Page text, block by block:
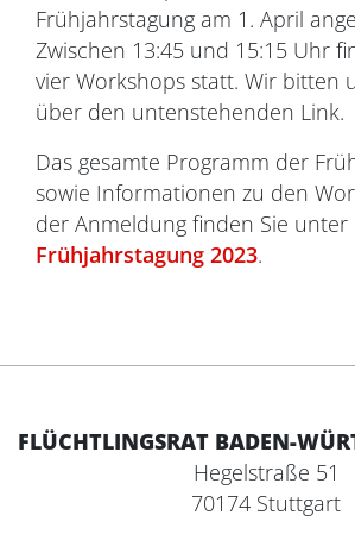
Frühjahrstagung am 1. April
Zwischen 13:45 und 15:15 Uhr
vier Workshops statt. Wir bitten
über den untenstehenden Link.
Das gesamte Programm der
sowie Informationen zu den
der Anmeldung finden Sie unter
Frühjahrstagung 2023.
FLÜCHTLINGSRAT BADEN-
Hegelstraße 51
70174 Stuttgart